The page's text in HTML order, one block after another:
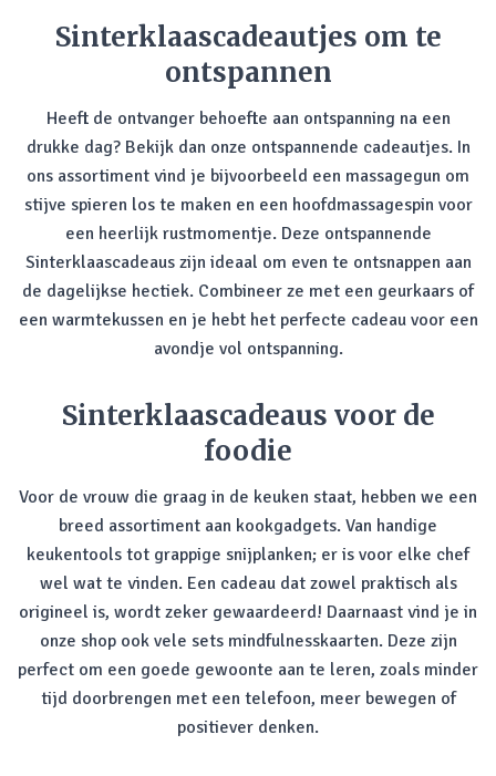
Sinterklaascadeautjes om te
ontspannen
Heeft de ontvanger behoefte aan ontspanning na een
drukke dag? Bekijk dan onze ontspannende cadeautjes. In
ons assortiment vind je bijvoorbeeld een massagegun om
stijve spieren los te maken en een hoofdmassagespin voor
een heerlijk rustmomentje. Deze ontspannende
Sinterklaascadeaus zijn ideaal om even te ontsnappen aan
de dagelijkse hectiek. Combineer ze met een geurkaars of
een warmtekussen en je hebt het perfecte cadeau voor een
avondje vol ontspanning.
Sinterklaascadeaus voor de
foodie
Voor de vrouw die graag in de keuken staat, hebben we een
breed assortiment aan kookgadgets. Van handige
keukentools tot grappige snijplanken; er is voor elke chef
wel wat te vinden. Een cadeau dat zowel praktisch als
origineel is, wordt zeker gewaardeerd! Daarnaast vind je in
onze shop ook vele sets mindfulnesskaarten. Deze zijn
perfect om een goede gewoonte aan te leren, zoals minder
tijd doorbrengen met een telefoon, meer bewegen of
positiever denken.